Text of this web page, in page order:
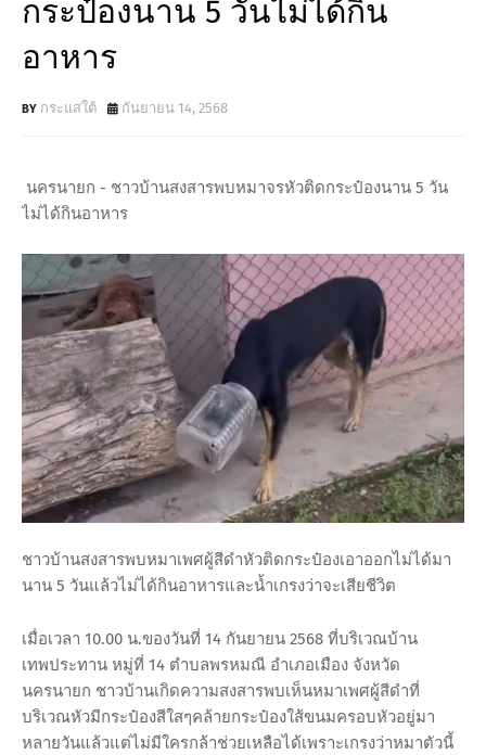
กระป๋องนาน 5 วันไม่ได้กิน
อาหาร
กระแสใต้ กันยายน 14, 2568
นครนายก - ชาวบ้านสงสารพบหมาจรหัวติดกระป๋องนาน 5 วัน
ไม่ได้กินอาหาร
ชาวบ้านสงสารพบหมาเพศผู้สีดำหัวติดกระป๋องเอาออกไม่ได้มา
นาน 5 วันแล้วไม่ได้กินอาหารและน้ำเกรงว่าจะเสียชีวิต
เมื่อเวลา 10.00 น.ของวันที่ 14 กันยายน 2568 ที่บริเวณบ้าน
เทพประทาน หมู่ที่ 14 ตำบลพรหมณี อำเภอเมือง จังหวัด
นครนายก ชาวบ้านเกิดความสงสารพบเห็นหมาเพศผู้สีดำที่
บริเวณหัวมีกระป๋องสีใสๆคล้ายกระป๋องใส้ขนมครอบหัวอยู่มา
หลายวันแล้วแต่ไม่มีใครกล้าช่วยเหลือได้เพราะเกรงว่าหมาตัวนี้